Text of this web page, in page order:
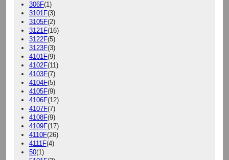
306F(1)
3101F(3)
3105F(2)
3121F(16)
3122F(5)
3123F(3)
4101F(9)
4102F(11)
4103F(7)
4104F(5)
4105F(9)
4106F(12)
4107F(7)
4108F(9)
4109F(17)
4110F(26)
4111F(4)
50(1)